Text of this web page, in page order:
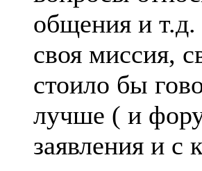
общения и
своя миссия,
стоило бы
лучше ( и
заявления и